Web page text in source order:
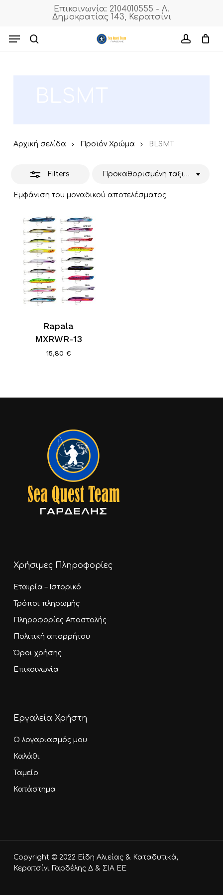
content
Επικοινωνία: 2104010555 - Λ.
Δημοκρατίας 143, Κερατσίνι
Menu
Cart
Υποσύνολο: 0,00€
Καλάθι
Αρχική σελίδα Προϊόν Χρώμα BLSMT
Filters
Εμφάνιση του μοναδικού αποτελέσματος
Προκαθορισμένη ταξινόμηση
Filters
Rapala
MXRWR-13
15,80 €
Χρήσιμες Πληροφορίες
Εταιρία – Ιστορικό
Τρόποι πληρωμής
Πληροφορίες Αποστολής
Πολιτική απορρήτου
Όροι χρήσης
Επικοινωνία
Εργαλεία Χρήστη
Ο λογαριασμός μου
Καλάθι
Ταμείο
Κατάστημα
Copyright © 2022 Είδη Αλιείας & Καταδυτικά,
Κερατσίνι Γαρδέλης Δ & ΣΙΑ ΕΕ